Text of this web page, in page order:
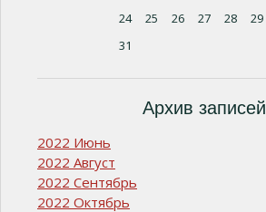
24
25 26 27 28 29
31
Архив записей
2022 Июнь
2022 Август
2022 Сентябрь
2022 Октябрь